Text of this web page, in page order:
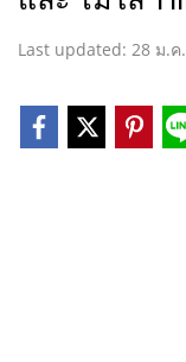
Last updated: 28 ม.ค